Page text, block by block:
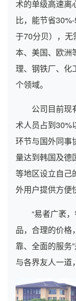
术的单级高速离
比，能节省
于70分贝），无
本、美国、欧洲
理、钢铁厂、化
个领域。
公司目前现有
术人员占到30%
环节与国外同事
量达到韩国及德
等地区设立自己
外用户提供方便
“易者广袤，
品，合理的价格
靠、全面的服务
与各界友人一道